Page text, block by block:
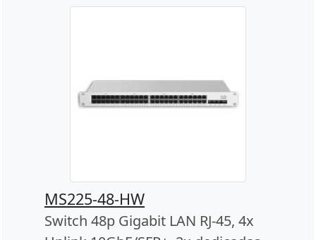
MS225-48-HW
Switch 48p Gigabit LAN RJ-45, 4x